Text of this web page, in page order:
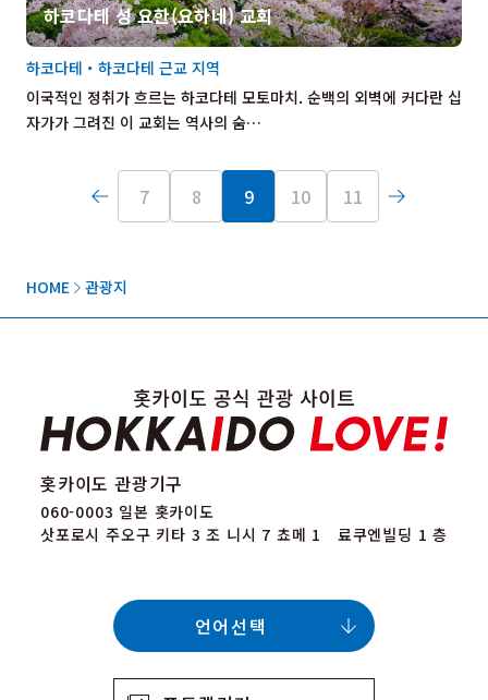
HOME 관광지
하코다테 성 요한(요하네) 교회
이국적인 정취가 흐르는 하코다테 모토마치. 순백의 외벽에 커다란 십
자가가 그려진 이 교회는 역사의 숨…
하코다테・하코다테 근교 지역
7 8 9 10 11
홋카이도 관광기구
060-0003 일본 홋카이도
삿포로시 주오구 키타 3 조 니시 7 쵸메 1 료쿠엔빌딩 1 층
언어선택